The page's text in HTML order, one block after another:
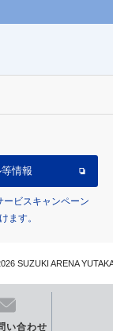
い合わせ
情報
ービスキャンペーン
ます。
SUZUKI ARENA